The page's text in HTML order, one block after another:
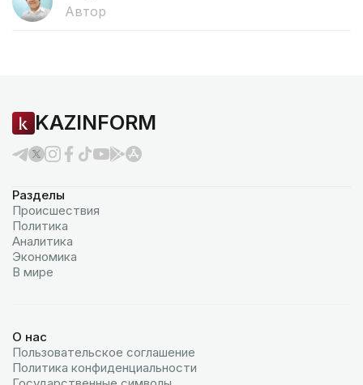
Автор
KAZINFORM
Разделы
Происшествия
Политика
Аналитика
Экономика
В мире
О нас
Пользовательское соглашение
Политика конфиденциальности